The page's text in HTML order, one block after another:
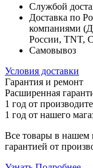
Службой
Доставка по
компаниями
России, TNT,
Самовывоз
Условия доставки
Гарантия и ремонт
Расширенная
1 год от
1 год от нашего
Все товары в нашем
гарантией от